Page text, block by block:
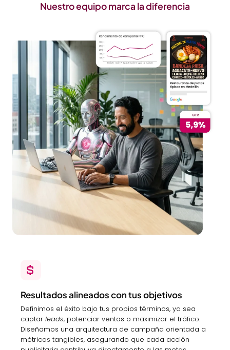
Nuestro equipo marca la diferencia
Resultados alineados con tus objetivos
Definimos el éxito bajo tus propios términos, ya sea
captar leads, potenciar ventas o maximizar el tráfico.
Diseñamos una arquitectura de campaña orientada a
métricas tangibles, asegurando que cada acción